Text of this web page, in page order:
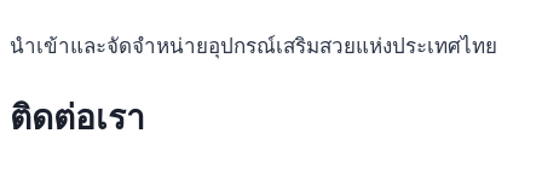
นำเข้าและจัดจำหน่ายอุปกรณ์เสริมสวยแห่งประเทศไทย
ติดต่อเรา